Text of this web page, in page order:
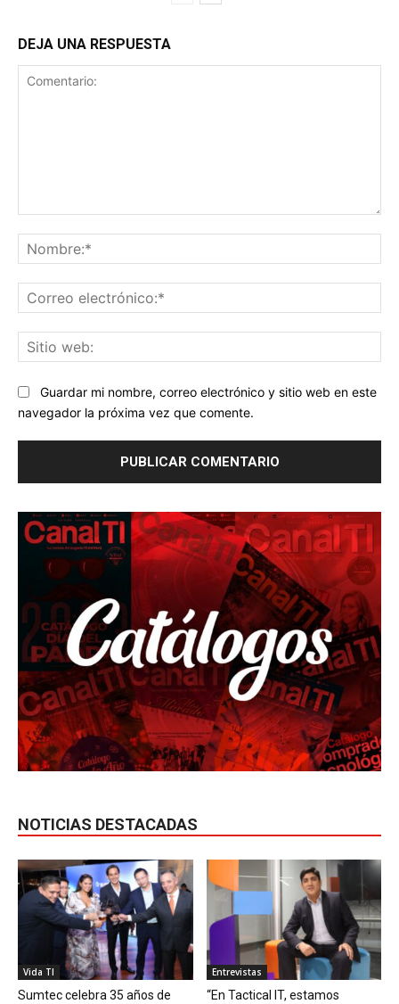
DEJA UNA RESPUESTA
Guardar mi nombre, correo electrónico y sitio web en este
navegador la próxima vez que comente.
NOTICIAS DESTACADAS
Vida TI
Sumtec celebra 35 años de
Entrevistas
“En Tactical IT, estamos